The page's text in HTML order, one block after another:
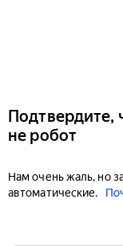
Подтвердите,
не робот
Нам очень жаль, но
автоматические.